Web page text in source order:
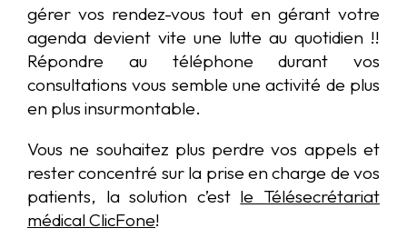
gérer vos rendez-vous tout en gérant votre
agenda devient vite une lutte au quotidien !!
Répondre au téléphone durant vos
consultations vous semble une activité de plus
en plus insurmontable.
Vous ne souhaitez plus perdre vos appels et
rester concentré sur la prise en charge de vos
patients, la solution c’est le Télésecrétariat
médical ClicFone!